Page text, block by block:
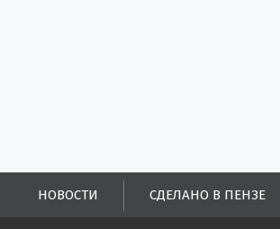
НОВОСТИ СДЕЛАНО В ПЕНЗЕ